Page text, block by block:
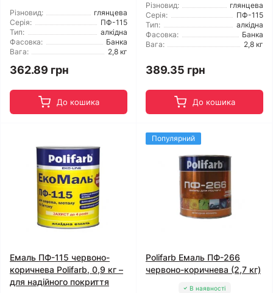
Різновид:
глянцева
Серія:
ПФ-115
Тип:
алкідна
Фасовка:
Банка
Вага:
2,8 кг
362.89 грн
До кошика
Різновид:
глянцева
Серія:
ПФ-115
Тип:
алкідна
Фасовка:
Банка
Вага:
2,8 кг
389.35 грн
До кошика
Емаль ПФ-115 червоно-
коричнева Polifarb, 0,9 кг –
для надійного покриття
Популярний
Polifarb Емаль ПФ-266
червоно-коричнева (2,7 кг)
В наявності